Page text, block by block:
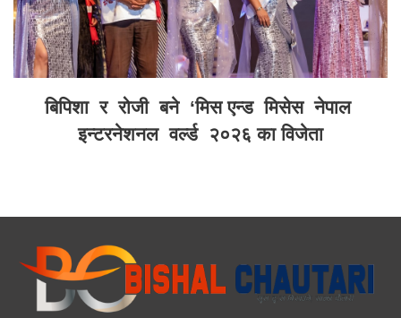
बिपिशा र रोजी बने ‘मिस एन्ड मिसेस नेपाल
इन्टरनेशनल वर्ल्ड २०२६ का विजेता